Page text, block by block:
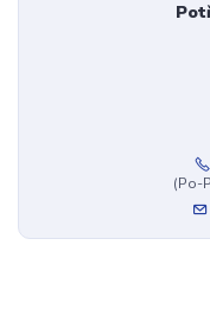
(Po-